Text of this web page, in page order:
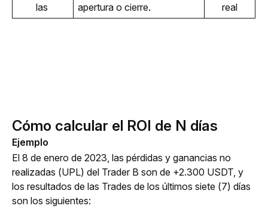
las
apertura o cierre.
real
Cómo calcular el ROI de N días
Ejemplo
El 8 de enero de 2023, las pérdidas y ganancias no
realizadas (UPL) del Trader B son de +2.300 USDT, y
los resultados de las Trades de los últimos siete (7) días
son los siguientes: